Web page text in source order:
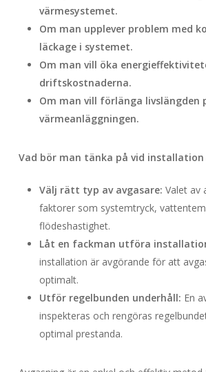
värmesystemet.
Om man upplever problem med
läckage i systemet.
Om man vill öka
driftskostnaderna.
Om man vill förlänga livslängden
värmeanläggningen.
Vad bör man tänka på vid installation
Välj rätt typ av avgasare: Valet av
faktorer som systemtryck,
flödeshastighet.
Låt en fackman utföra
installation är avgörande för att
optimalt.
Utför regelbunden underhåll: En
inspekteras och rengöras
optimal prestanda.